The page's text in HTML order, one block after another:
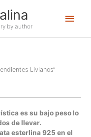
by author
Livianos”
es su bajo peso lo
de llevar.
esterlina 925 en el